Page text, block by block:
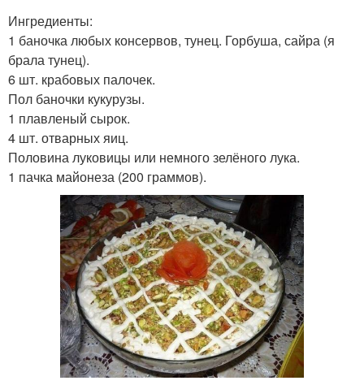
Ингредиенты:
1 баночка любых консервов, тунец. Горбуша, сайра (я
брала тунец).
6 шт. крабовых палочек.
Пол баночки кукурузы.
1 плавленый сырок.
4 шт. отварных яиц.
Половина луковицы или немного зелёного лука.
1 пачка майонеза (200 граммов).